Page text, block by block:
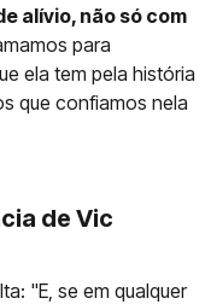
alívio, não só com
para
ela tem pela história
que confiamos nela
de Vic
"E, se em qualquer